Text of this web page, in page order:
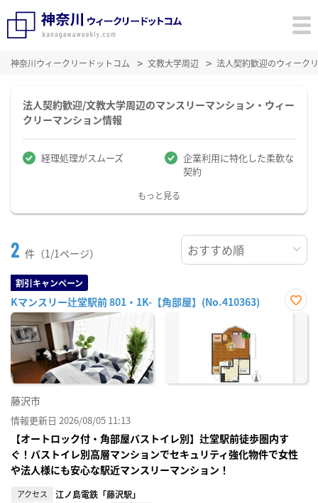
神奈川ウィークリードットコム 文教大学周辺 法人契約歓迎のウィーク
法人契約歓迎/文教大学周辺のマンスリーマンション・ウィー
クリーマンション情報
経理処理がスムーズ
企業利用に特化した柔軟な
契約
もっと見る
2 件（1/1ページ）
割引キャンペーン
Kマンスリー辻堂駅前 801・1K-【角部屋】(No.410363)
お気
藤沢市
情報更新日 2026/08/05 11:13
【オートロック付・角部屋バストイレ別】辻堂駅前徒歩圏内す
ぐ！バストイレ別高層マンションでセキュリティ強化物件で女性
や法人様にも安心な駅近マンスリーマンション！
アクセス 江ノ島電鉄「藤沢駅」